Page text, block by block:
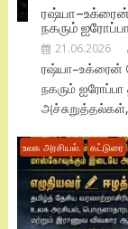
நகரும்
21.06.2026
ரஷ்யா–உக்ரைன்
நகரும்
அச்சுறுத்தல்கள்,
உலக அரசியல். கட்டுரை